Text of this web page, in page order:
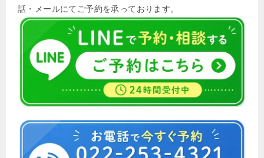
話・メールにてご予約を承っております。